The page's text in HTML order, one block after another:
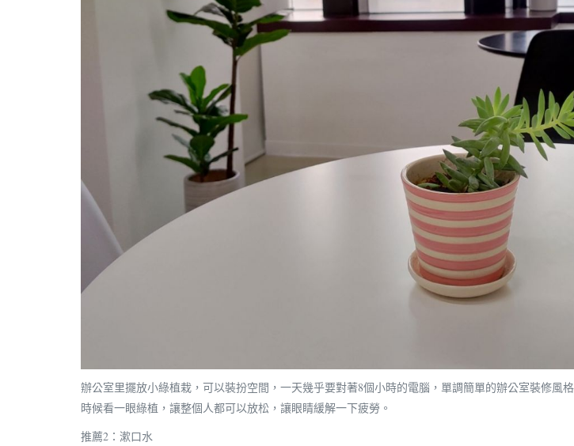
辦公室里擺放小綠植栽，可以裝扮空間，一天幾乎要對著8個小時的電腦，單調簡單的辦公室裝修風
時候看一眼綠植，讓整個人都可以放松，讓眼睛緩解一下疲勞。
推薦2：漱口水